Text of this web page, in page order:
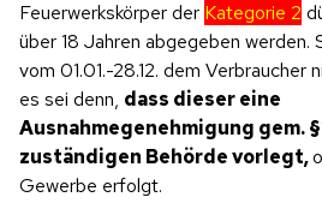
Feuerwerkskörper der Kategorie 2
über 18 Jahren abgegeben werden.
vom 01.01.-28.12. dem Verbraucher
es sei denn, dass dieser eine
Ausnahmegenehmigung gem.
zuständigen Behörde vorlegt,
Gewerbe erfolgt.